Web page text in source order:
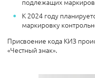
К 2024 году
маркировку
Присвоение кода КИЗ
«Честный знак».